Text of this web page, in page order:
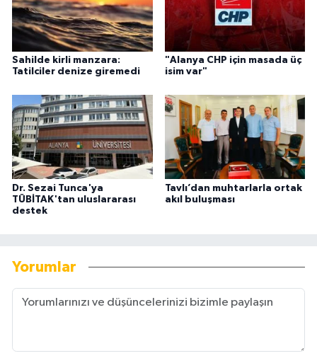
Sahilde kirli manzara:
Tatilciler denize giremedi
"Alanya CHP için masada üç
isim var"
Dr. Sezai Tunca'ya
TÜBİTAK'tan uluslararası
destek
Tavlı’dan muhtarlarla ortak
akıl buluşması
Yorumlar